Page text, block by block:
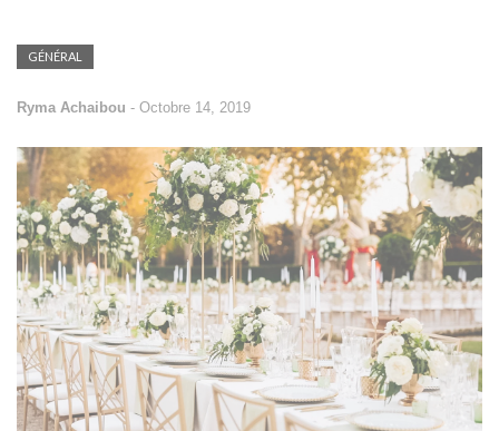
GÉNÉRAL
Ryma Achaibou - Octobre 14, 2019